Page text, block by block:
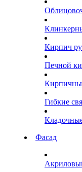
Кирпич
Печной
Гибкие
Фасад